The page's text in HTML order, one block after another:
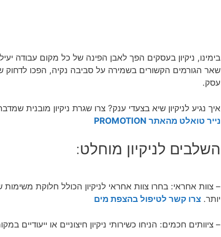
בימינו, ניקיון בעסקים הפך לאבן הפינה של כל מקום עבודה
שאר הגורמים הקשורים בשמירה על סביבה נקיה, הפכו
עסק.
איך נגיע לניקיון שיא בצעדי ענק? צרו שגרת ניקיון מובנית
נייר טואלט מהאתר PROMOTION
השלבים לניקיון מוחלט:
– צוות אחראי: בחרו צוות אחראי לניקיון הכולל חלוקת משימות
יותר. צרו קשר לטיפול בהצפת מים
– ציוותים חכמים: הניחו כשירותי ניקיון חיצוניים או ייעודיים